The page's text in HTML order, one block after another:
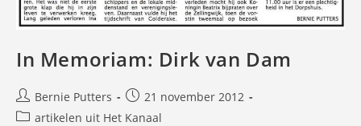
In Memoriam: Dirk van Dam
Bericht
auteur:
Bernie Putters
Bericht
gepubliceerd
21 november 2012
Berichtcategorie:
artikelen uit Het Kanaal